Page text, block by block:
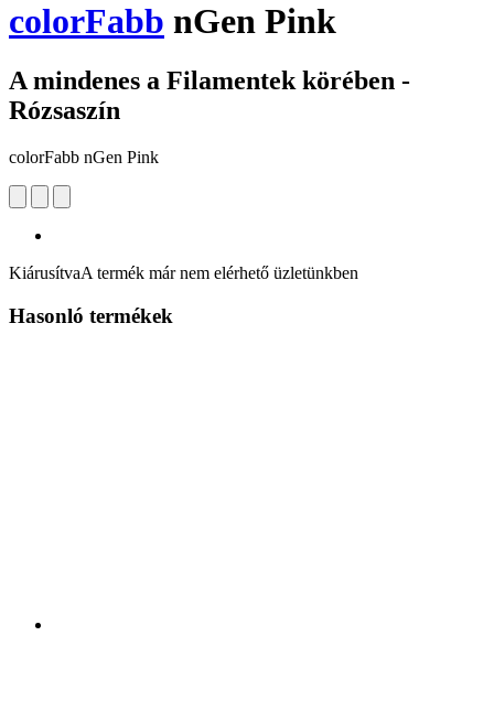
colorFabb nGen Pink
A mindenes a Filamentek körében -
Rózsaszín
colorFabb nGen Pink
KiárusítvaA termék már nem elérhető üzletünkben
Hasonló termékek